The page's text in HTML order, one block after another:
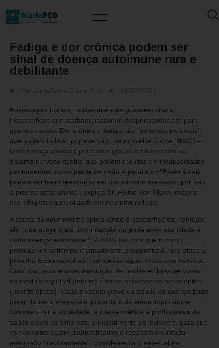
Fadiga e dor crônica podem ser
sinal de doença autoimune rara e
debilitante
Em estágios iniciais, muitas doenças possuem sinais
inespecíficos que acabam passando despercebidos até para
quem os sente. Dor crônica e fadiga são “sintomas invisíveis”,
que podem indicar, por exemplo, neuromielite óptica (NMO) –
uma doença causada por surtos graves e recorrentes no
sistema nervoso central que podem resultar em incapacidades
permanentes, como perda de visão e paralisia. 1 “Esses sinais
podem ser menosprezados em um primeiro momento, por isso,
é preciso estar atento”, explica Dr. Felipe Von Glehn, médico
neurologista especializado em neuroimunologia.
A causa da neuromielite óptica ainda é desconhecida, contudo,
ela pode surgir após uma infecção ou pode estar associada a
outra doença autoimune.2 “A NMO faz com que o corpo
produza um anticorpo chamado anti-aquaporina 4, que ataca a
proteína responsável por transportar água no sistema nervoso.
Com isso, ocorre uma destruição de células e fibras nervosas
na medula espinhal (mielite) e fibras nervosas no nervo óptico
(neurite óptica). Cada episódio grave ou agudo da doença pode
gerar danos irreversíveis, portanto é de suma importância
conscientizar a sociedade, a classe médica e profissionais da
saúde sobre os sintomas, principalmente os invisíveis, para que
os pacientes sejam diagnosticados e recebam o cuidado
adequado precocemente”, complementa o especialista.